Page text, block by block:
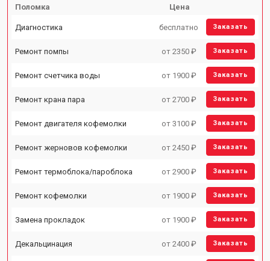
Поломка Цена
Диагностика бесплатно Заказать
Ремонт помпы от 2350 ₽ Заказать
Ремонт счетчика воды от 1900 ₽ Заказать
Ремонт крана пара от 2700 ₽ Заказать
Ремонт двигателя кофемолки от 3100 ₽ Заказать
Ремонт жерновов кофемолки от 2450 ₽ Заказать
Ремонт термоблока/пароблока от 2900 ₽ Заказать
Ремонт кофемолки от 1900 ₽ Заказать
Замена прокладок от 1900 ₽ Заказать
Декальцинация от 2400 ₽ Заказать